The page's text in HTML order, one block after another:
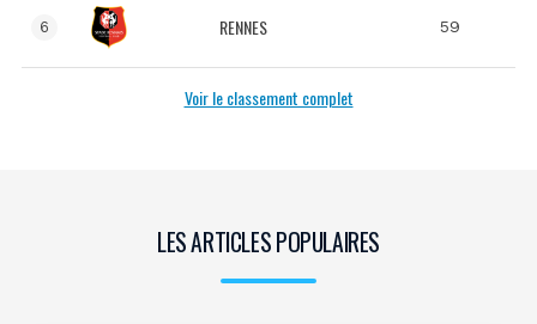
6 RENNES 59
Voir le classement complet
LES ARTICLES POPULAIRES